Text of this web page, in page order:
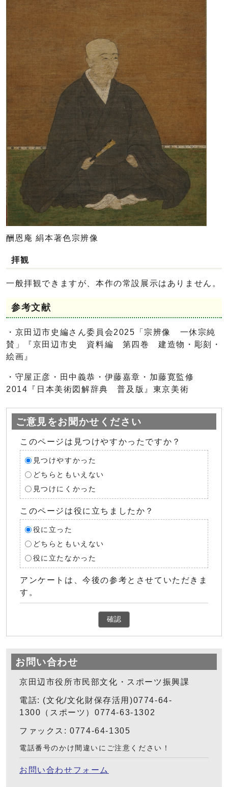
酬恩庵 絹本著色宗辨像
拝観
一般拝観できますが、本作の常設展示はありません。
参考文献
・京田辺市史編さん委員会2025「宗辨像 一休宗純
賛」『京田辺市史 資料編 第四巻 建造物・彫刻・
絵画』
・守屋正彦・田中義恭・伊藤嘉章・加藤寛監修
2014『日本美術図解辞典 普及版』東京美術
ご意見をお聞かせください
このページは見つけやすかったですか？
見つけやすかった
どちらともいえない
見つけにくかった
このページは役に立ちましたか？
役に立った
どちらともいえない
役に立たなかった
アンケートは、今後の参考とさせていただきま
す。
確認
お問い合わせ
京田辺市役所市民部文化・スポーツ振興課
電話: (文化/文化財保存活用)0774-64-
1300（スポーツ）0774-63-1302
ファックス: 0774-64-1305
電話番号のかけ間違いにご注意ください！
お問い合わせフォーム